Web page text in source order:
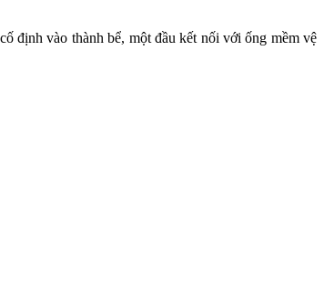
định vào thành bể, một đầu kết nối với ống mềm vệ